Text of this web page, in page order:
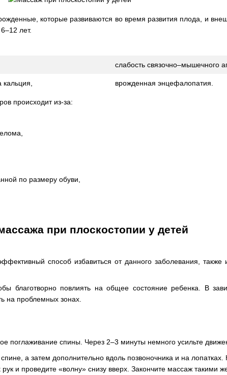
которые развиваются во время развития плода, и
лет.
слабость связочно–мышечного
врожденная энцефалопатия.
происходит из-за:
по размеру обуви,
при плоскостопии у детей
способ избавиться от данного заболевания, также
повлиять на общее состояние ребенка. В
на проблемных зонах.
поглаживание спины. Через 2–3 минуты немного усильте
а затем дополнительно вдоль позвоночника и на лопатках.
и проведите «волну» снизу вверх. Закончите массаж такими